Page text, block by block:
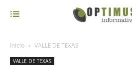
Inicio VALLE DE TEXAS
VALLE DE TEXAS